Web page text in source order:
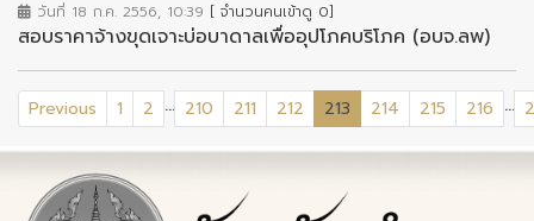
วันที่ 18 ก.ค. 2556, 10:39 [ จำนวนคนเข้าดู 0]
สอบราคาจ้างขุดเจาะบ่อบาดาลเพื่ออุปโภคบริโภค (อบจ.ลพ)
Previous 1 2 ... 210 211 212 213 (current)
214 215 216 ...